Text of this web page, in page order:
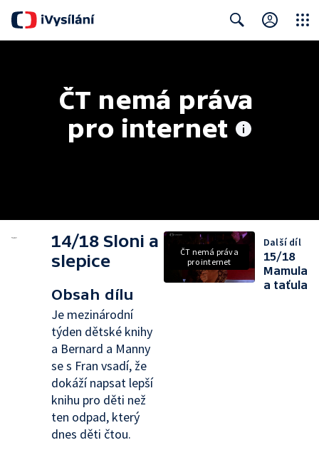
ČT nemá práva
pro internet
14/18 Sloni a
slepice
Obsah dílu
Je mezinárodní
týden dětské knihy
a Bernard a Manny
se s Fran vsadí, že
dokáží napsat lepší
knihu pro děti než
ten odpad, který
dnes děti čtou.
ČT nemá práva
pro internet
Další díl
15/18
Mamula
a taťula